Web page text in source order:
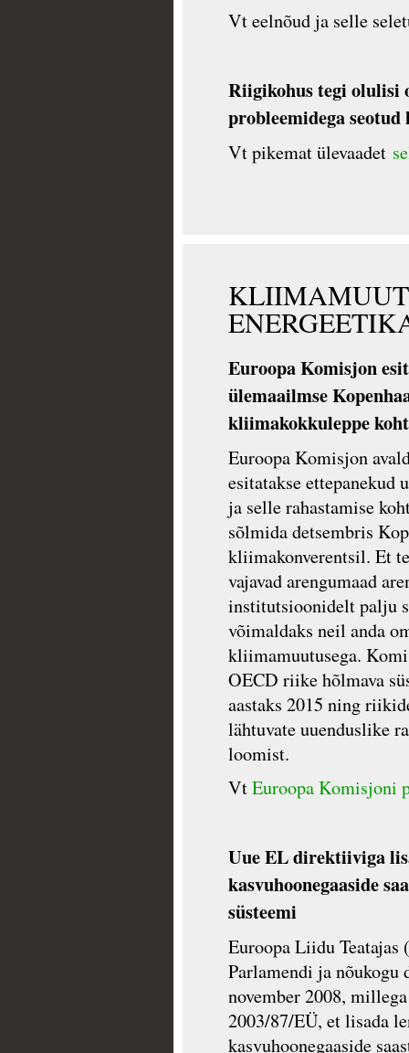
Vt eelnõud ja selle
Riigikohus tegi olulisi
probleemidega seotud
Vt pikemat ülevaadet
Euroopa Komisjon
ülemaailmse
kliimakokkuleppe
Euroopa Komisjon
esitatakse ettepanekud
ja selle rahastamise
sõlmida detsembris
kliimakonverentsil. Et
vajavad arengumaad
institutsioonidelt palju
võimaldaks neil anda
kliimamuutusega.
OECD riike hõlmava
aastaks 2015 ning
lähtuvate uuenduslike
loomist.
VtEuroopa Komisjoni
Uue EL direktiiviga
kasvuhoonegaaside
süsteemi
Euroopa Liidu Teatajas
Parlamendi ja
november 2008,
2003/87/EÜ, et lisada
kasvuhoonegaaside